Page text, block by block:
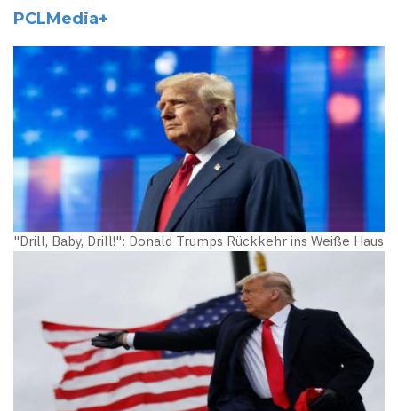
PCLMedia+
"Drill, Baby, Drill!": Donald Trumps Rückkehr ins Weiße Haus